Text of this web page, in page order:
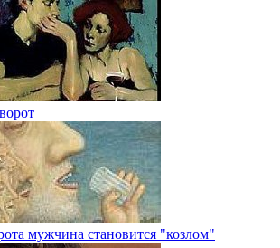
мужчина становится "козлом"